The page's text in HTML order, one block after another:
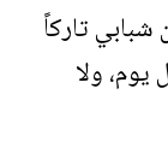
تاركاً
يوم، ولا